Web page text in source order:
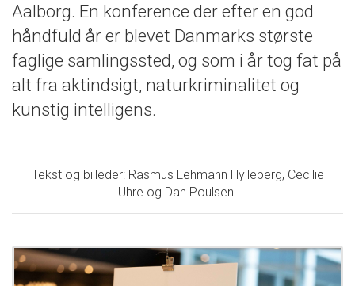
Aalborg. En konference der efter en god
håndfuld år er blevet Danmarks største
faglige samlingssted, og som i år tog fat på
alt fra aktindsigt, naturkriminalitet og
kunstig intelligens.
Tekst og billeder: Rasmus Lehmann Hylleberg, Cecilie
Uhre og Dan Poulsen.